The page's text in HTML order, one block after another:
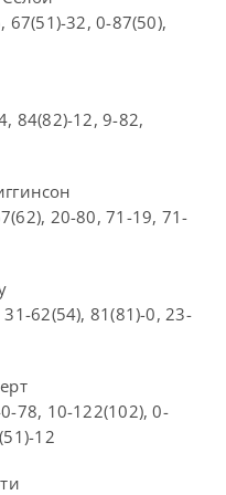
67(51)-32, 0-87(50),
84(82)-12, 9-82,
20-80, 71-19, 71-
62(54), 81(81)-0, 23-
78, 10-122(102), 0-
12